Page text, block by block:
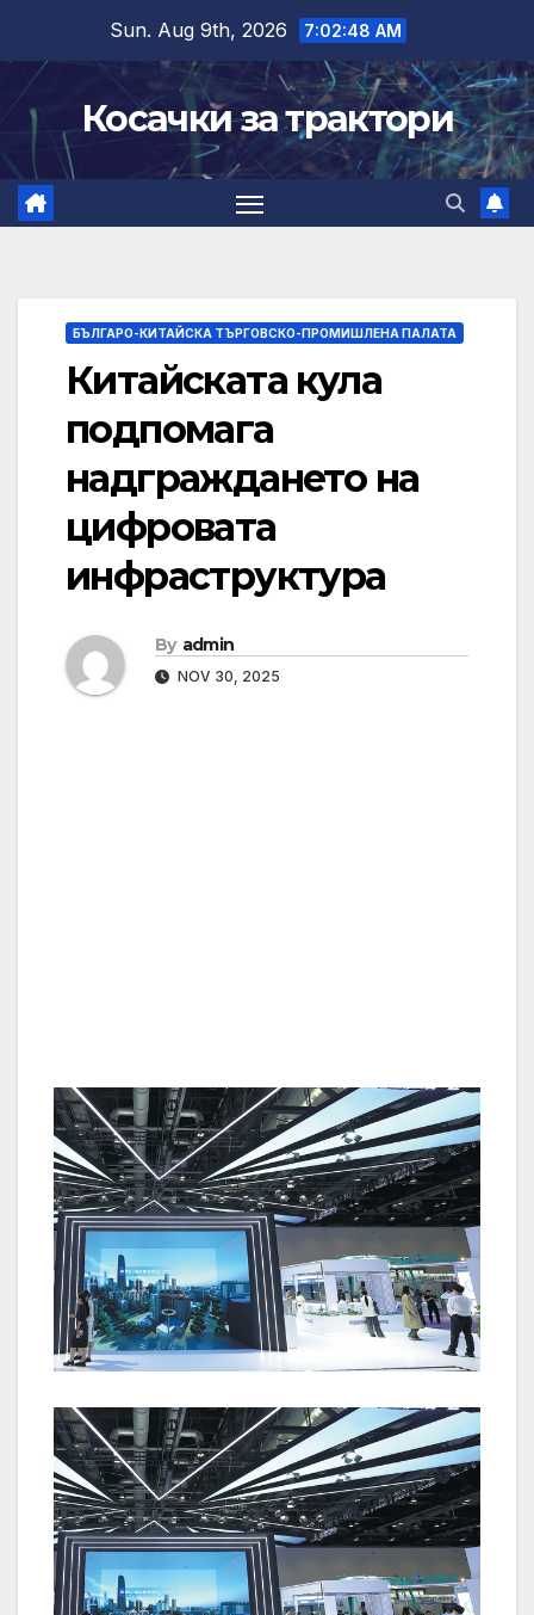
content
Sun. Aug 9th, 2026 7:02:49 AM
Косачки за трактори
БЪЛГАРО-КИТАЙСКА ТЪРГОВСКО-ПРОМИШЛЕНА ПАЛАТА
Китайската кула
подпомага
надграждането на
цифровата
инфраструктура
By admin
NOV 30, 2025